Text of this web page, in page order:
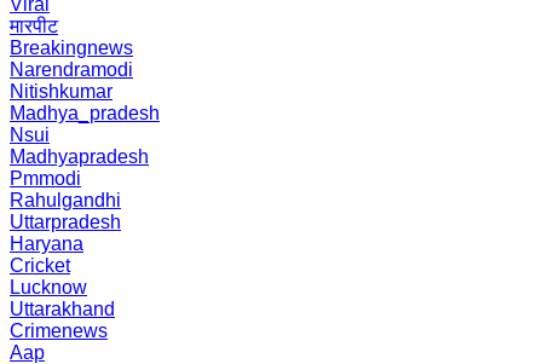
Viral
मारपीट
Breakingnews
Narendramodi
Nitishkumar
Madhya_pradesh
Nsui
Madhyapradesh
Pmmodi
Rahulgandhi
Uttarpradesh
Haryana
Cricket
Lucknow
Uttarakhand
Crimenews
Aap